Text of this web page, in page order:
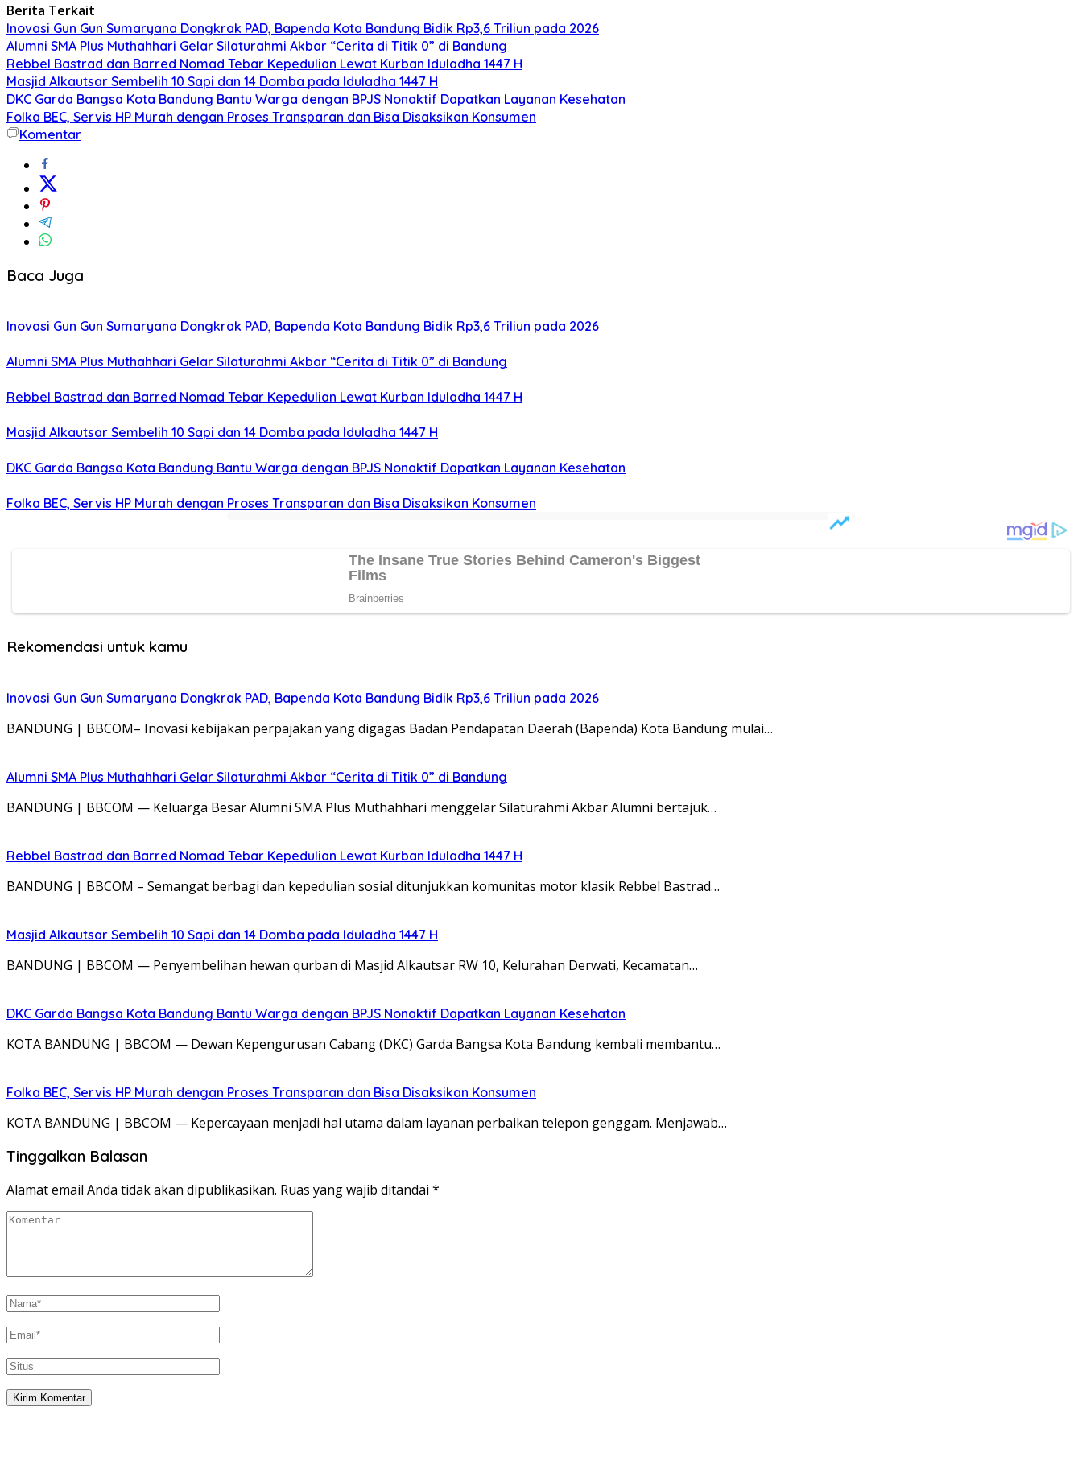
Berita Terkait
Inovasi Gun Gun Sumaryana Dongkrak PAD, Bapenda Kota Bandung Bidik Rp3,6 Triliun pada 2026
Alumni SMA Plus Muthahhari Gelar Silaturahmi Akbar “Cerita di Titik 0” di Bandung
Rebbel Bastrad dan Barred Nomad Tebar Kepedulian Lewat Kurban Iduladha 1447 H
Masjid Alkautsar Sembelih 10 Sapi dan 14 Domba pada Iduladha 1447 H
DKC Garda Bangsa Kota Bandung Bantu Warga dengan BPJS Nonaktif Dapatkan Layanan Kesehatan
Folka BEC, Servis HP Murah dengan Proses Transparan dan Bisa Disaksikan Konsumen
Komentar
Baca Juga
Inovasi Gun Gun Sumaryana Dongkrak PAD, Bapenda Kota Bandung Bidik Rp3,6 Triliun pada 2026
Alumni SMA Plus Muthahhari Gelar Silaturahmi Akbar “Cerita di Titik 0” di Bandung
Rebbel Bastrad dan Barred Nomad Tebar Kepedulian Lewat Kurban Iduladha 1447 H
Masjid Alkautsar Sembelih 10 Sapi dan 14 Domba pada Iduladha 1447 H
DKC Garda Bangsa Kota Bandung Bantu Warga dengan BPJS Nonaktif Dapatkan Layanan Kesehatan
Folka BEC, Servis HP Murah dengan Proses Transparan dan Bisa Disaksikan Konsumen
Rekomendasi untuk kamu
Inovasi Gun Gun Sumaryana Dongkrak PAD, Bapenda Kota Bandung Bidik Rp3,6 Triliun pada 2026
BANDUNG | BBCOM– Inovasi kebijakan perpajakan yang digagas Badan Pendapatan Daerah (Bapenda) Kota Bandung mulai…
Alumni SMA Plus Muthahhari Gelar Silaturahmi Akbar “Cerita di Titik 0” di Bandung
BANDUNG | BBCOM — Keluarga Besar Alumni SMA Plus Muthahhari menggelar Silaturahmi Akbar Alumni bertajuk…
Rebbel Bastrad dan Barred Nomad Tebar Kepedulian Lewat Kurban Iduladha 1447 H
BANDUNG | BBCOM – Semangat berbagi dan kepedulian sosial ditunjukkan komunitas motor klasik Rebbel Bastrad…
Masjid Alkautsar Sembelih 10 Sapi dan 14 Domba pada Iduladha 1447 H
BANDUNG | BBCOM — Penyembelihan hewan qurban di Masjid Alkautsar RW 10, Kelurahan Derwati, Kecamatan…
DKC Garda Bangsa Kota Bandung Bantu Warga dengan BPJS Nonaktif Dapatkan Layanan Kesehatan
KOTA BANDUNG | BBCOM — Dewan Kepengurusan Cabang (DKC) Garda Bangsa Kota Bandung kembali membantu…
Folka BEC, Servis HP Murah dengan Proses Transparan dan Bisa Disaksikan Konsumen
KOTA BANDUNG | BBCOM — Kepercayaan menjadi hal utama dalam layanan perbaikan telepon genggam. Menjawab…
Tinggalkan Balasan
Alamat email Anda tidak akan dipublikasikan. Ruas yang wajib ditandai *